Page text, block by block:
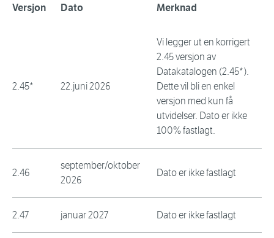
Versjon Dato Merknad
2.45* 22.juni 2026
Vi legger ut en korrigert
2.45 versjon av
Datakatalogen (2.45*).
Dette vil bli en enkel
versjon med kun få
utvidelser. Dato er ikke
100% fastlagt.
2.46
september/oktober
2026
Dato er ikke fastlagt
2.47 januar 2027 Dato er ikke fastlagt